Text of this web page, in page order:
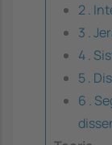
2 .
3 .
4 .
5 .
6 .